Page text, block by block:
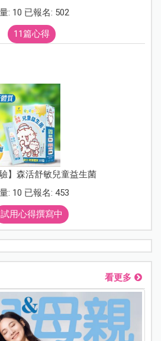
: 10 已報名: 502
11篇心得
驗】森活舒敏兒童益生菌
: 10 已報名: 453
試用心得撰寫中
看更多